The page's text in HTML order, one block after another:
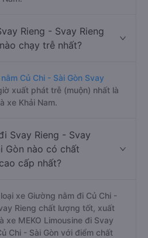
Rieng - Svay Rieng
chạy trễ nhất?
Củ Chi - Sài Gòn Svay
xuất phát trễ (muộn) nhất là
xe Khải Nam.
Svay Rieng - Svay
Gòn nào có chất
cấp nhất?
xe Giường nằm đi Củ Chi -
Rieng chất lượng tốt, xuất
xe MEKO Limousine đi Svay
Chi - Sài Gòn với điểm chất